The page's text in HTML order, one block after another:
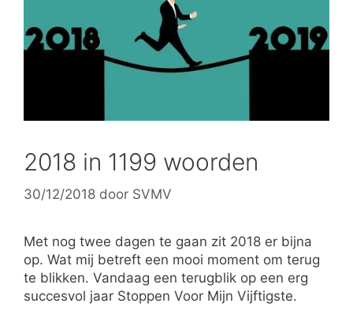
2018 in 1199 woorden
30/12/2018 door SVMV
Met nog twee dagen te gaan zit 2018 er bijna
op. Wat mij betreft een mooi moment om terug
te blikken. Vandaag een terugblik op een erg
succesvol jaar Stoppen Voor Mijn Vijftigste.